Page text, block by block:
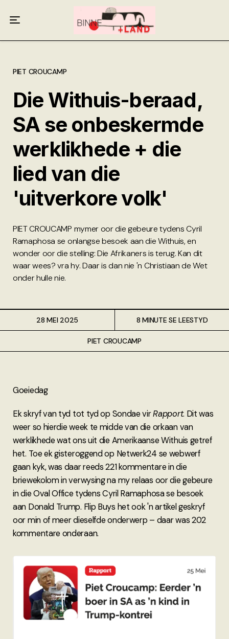
PIET CROUCAMP
Die Withuis-beraad,
SA se onbeskermde
werklikhede + die
lied van die
'uitverkore volk'
PIET CROUCAMP mymer oor die gebeure tydens Cyril
Ramaphosa se onlangse besoek aan die Withuis, en
wonder oor die stelling: Die Afrikaners is terug. Kan dit
waar wees? vra hy. Daar is dan nie 'n Christiaan de Wet
onder hulle nie.
28 MEI 2025
PIET CROUCAMP
8 MINUTE SE LEESTYD
Goeiedag
Ek skryf van tyd tot tyd op Sondae virRapport. Dit was
weer so hierdie week te midde van die orkaan van
werklikhede wat ons uit die Amerikaanse Withuis getref
het. Toe ek gisteroggend op Netwerk24 se webwerf
gaan kyk, was daar reeds 221 kommentare in die
briewekolom in verwysing na my relaas oor die gebeure
in die Oval Office tydens Cyril Ramaphosa se besoek
aan Donald Trump. Flip Buys het ook 'n artikel geskryf
oor min of meer dieselfde onderwerp – daar was 202
kommentare onderaan.
Meer oor ons
Anneliese Burgess
Ali van Wyk
Piet Croucamp
Willem Kempen
Gas + Poste
Kop + Knoper